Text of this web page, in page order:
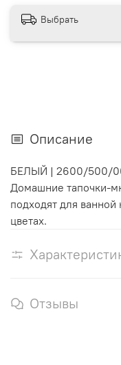
Выбрать
Описание
БЕЛЫЙ | 2600/500/
Домашние тапочки-
подходят для
цветах.
Отзывы